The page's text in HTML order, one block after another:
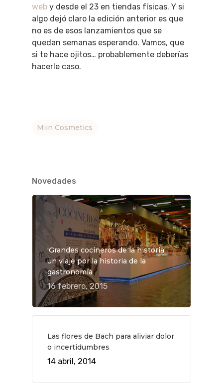
web y desde el 23 en tiendas físicas. Y si
algo dejó claro la edición anterior es que
no es de esos lanzamientos que se
quedan semanas esperando. Vamos, que
si te hace ojitos… probablemente deberías
hacerle caso.
Miin Cosmetics
Novedades
'Grandes cocineros de la historia',
un viaje por la historia de la
gastronomía
16 febrero, 2015
Las flores de Bach para aliviar dolor
o incertidumbres
14 abril, 2014